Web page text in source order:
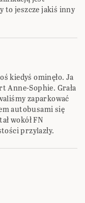
to jeszcze jakiś inny
kiedyś ominęło. Ja
Anne-Sophie. Grała
zaparkować
autobusami się
wokół FN
przylazły.